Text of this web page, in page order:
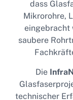
dass
Mikrorohre,
eingebracht
saubere
Die
technischer